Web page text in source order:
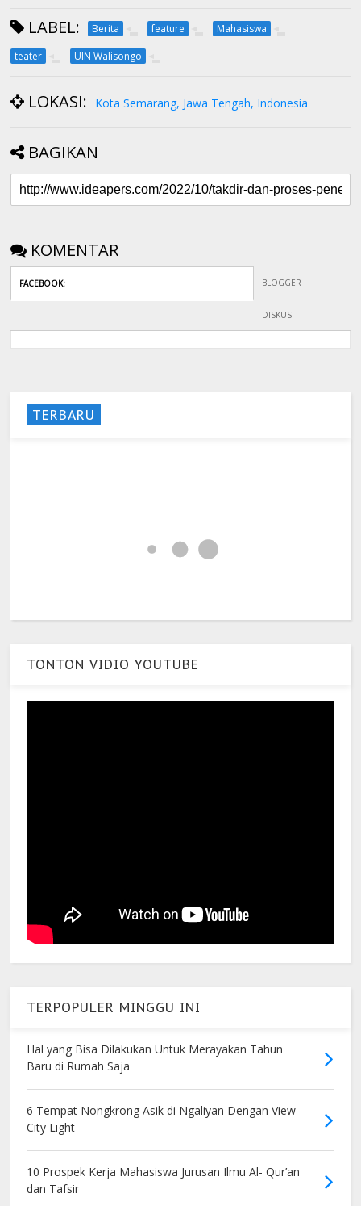
LABEL: Berita feature
Mahasiswa
teater
UIN Walisongo
LOKASI: Kota Semarang, Jawa Tengah, Indonesia
BAGIKAN
KOMENTAR
FACEBOOK: BLOGGER
DISKUSI
TERBARU
TONTON VIDIO YOUTUBE
TERPOPULER MINGGU INI
Hal yang Bisa Dilakukan Untuk Merayakan Tahun
Baru di Rumah Saja
6 Tempat Nongkrong Asik di Ngaliyan Dengan View
City Light
10 Prospek Kerja Mahasiswa Jurusan Ilmu Al- Qur’an
dan Tafsir